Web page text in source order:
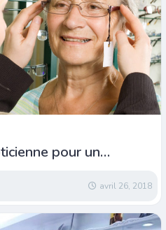
pour un
avril 26, 2018